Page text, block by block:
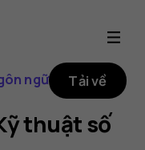
ngữ Tải về
thuật số